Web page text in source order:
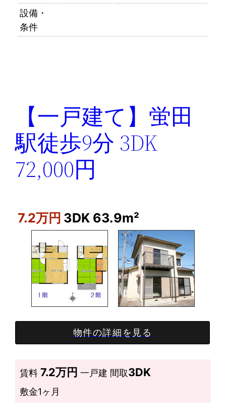
設備・
条件
【一戸建て】蛍田
駅徒歩9分 3DK
72,000円
7.2万円 3DK 63.9m²
物件の詳細を見る
賃料 7.2万円一戸建 間取3DK
敷金1ヶ月